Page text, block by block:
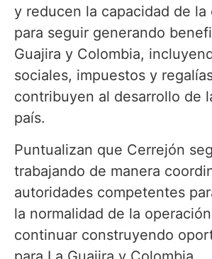
y reducen la capacidad de la
para seguir generando
Guajira y Colombia,
sociales, impuestos y
contribuyen al desarrollo de
país.
Puntualizan que Cerrejón
trabajando de manera
autoridades competentes
la normalidad de la
continuar construyendo